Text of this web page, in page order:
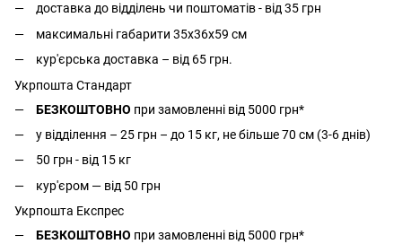
доставка до відділень чи поштоматів - від 35 грн
максимальні габарити 35x36x59 см
кур'єрська доставка – від 65 грн.
Укрпошта Стандарт
БЕЗКОШТОВНО при замовленні від 5000 грн*
у відділення – 25 грн – до 15 кг, не більше 70 см (3-6 днів)
50 грн - від 15 кг
кур'єром — від 50 грн
Укрпошта Експрес
БЕЗКОШТОВНО при замовленні від 5000 грн*